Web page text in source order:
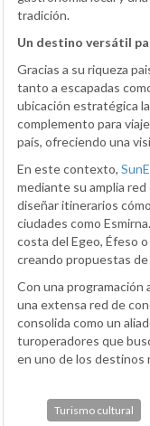
tradición.
Un destino versátil
Gracias a su riqueza
tanto a escapadas
ubicación estratégica
complemento para
país, ofreciendo una
En este contexto,
mediante su amplia
diseñar itinerarios
ciudades como
costa del Egeo, Éfeso
creando propuestas de
Con una programación
una extensa red de
consolida como un
turoperadores que
en uno de los destinos
Turismo cultural